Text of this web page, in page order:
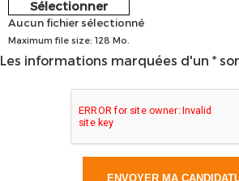
Sélectionner
Aucun fichier sélectionné
Maximum file size: 128 Mo.
Les informations marquées d'un *